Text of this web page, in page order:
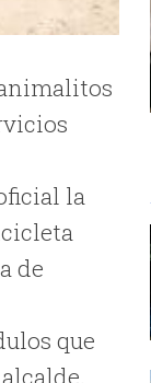
la
de
que